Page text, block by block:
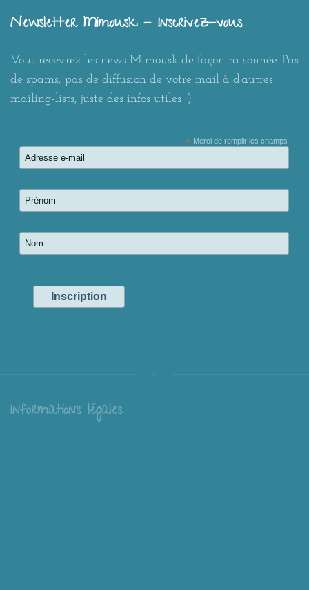
Newsletter Mimousk - Inscrivez-vous
Vous recevrez les news Mimousk de façon raisonnée. Pas
de spams, pas de diffusion de votre mail à d'autres
mailing-lists, juste des infos utiles :)
*Merci de remplir les champs
Informations légales